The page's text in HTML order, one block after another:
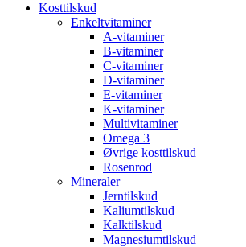
Kosttilskud
Enkeltvitaminer
A-vitaminer
B-vitaminer
C-vitaminer
D-vitaminer
E-vitaminer
K-vitaminer
Multivitaminer
Omega 3
Øvrige kosttilskud
Rosenrod
Mineraler
Jerntilskud
Kaliumtilskud
Kalktilskud
Magnesiumtilskud